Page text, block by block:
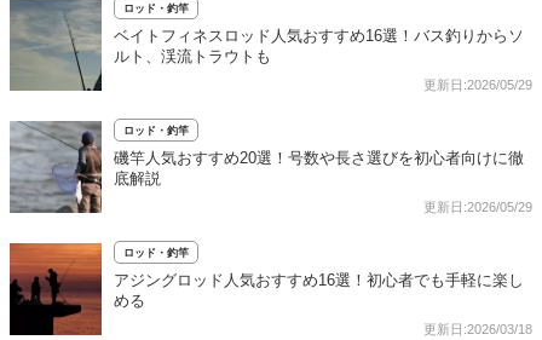
ロッド・釣竿
ベイトフィネスロッド人気おすすめ16選！バス釣りからソ
ルト、渓流トラウトも
更新日:2026/05/29
ロッド・釣竿
磯竿人気おすすめ20選！号数や長さ選びを初心者向けに徹
底解説
更新日:2026/05/29
ロッド・釣竿
アジングロッド人気おすすめ16選！初心者でも手軽に楽し
める
更新日:2026/03/18